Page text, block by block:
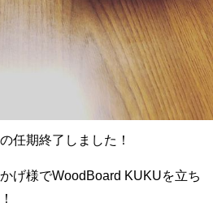
任期終了しました！
げ様でWoodBoard KUKUを立ち